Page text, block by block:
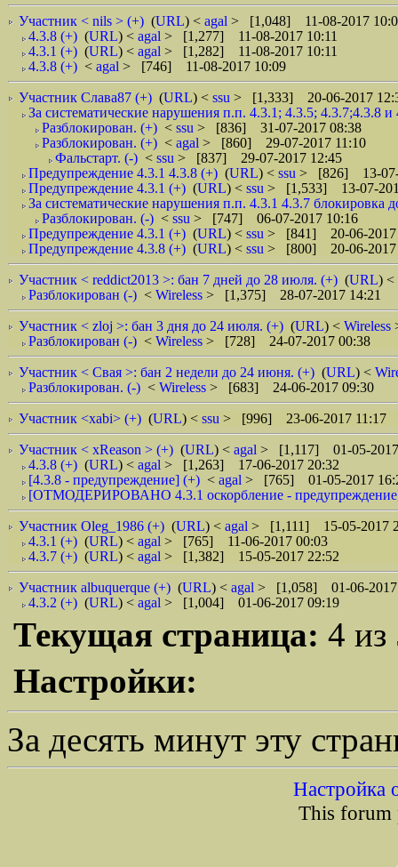
Участник < nils > (+) (URL) < agal > [1,048] 11-08-2017
4.3.8 (+) (URL) < agal > [1,277] 11-08-2017 10:11
4.3.1 (+) (URL) < agal > [1,282] 11-08-2017 10:11
4.3.8 (+) < agal > [746] 11-08-2017 10:09
Участник Слава87 (+) (URL) < ssu > [1,333] 20-06-2017
За систематические нарушения п.п. 4.3.1; 4.3.5; 4.3.7;4.3.8
Разблокирован. (+) < ssu > [836] 31-07-2017 08:38
Разблокирован. (+) < agal > [860] 29-07-2017 11:10
Фальстарт. (-) < ssu > [837] 29-07-2017 12:45
Предупреждение 4.3.1 4.3.8 (+) (URL) < ssu > [826] 13-07-
Предупреждение 4.3.1 (+) (URL) < ssu > [1,533] 13-07-
За систематические нарушения п.п. 4.3.1 4.3.7 блокировка
Разблокирован. (-) < ssu > [747] 06-07-2017 10:16
Предупреждение 4.3.1 (+) (URL) < ssu > [841] 20-06-2017
Предупреждение 4.3.8 (+) (URL) < ssu > [800] 20-06-2017
Участник < reddict2013 >: бан 7 дней до 28 июля. (+) (URL) <
Разблокирован (-) < Wireless > [1,375] 28-07-2017 14:21
Участник < zloj >: бан 3 дня до 24 июля. (+) (URL) < Wireless
Разблокирован (-) < Wireless > [728] 24-07-2017 00:38
Участник < Свая >: бан 2 недели до 24 июня. (+) (URL) <
Разблокирован. (-) < Wireless > [683] 24-06-2017 09:30
Участник <xabi> (+) (URL) < ssu > [996] 23-06-2017 11:17
Участник < xReason > (+) (URL) < agal > [1,117] 01-05-2017
4.3.8 (+) (URL) < agal > [1,263] 17-06-2017 20:32
[4.3.8 - предупреждение] (+) < agal > [765] 01-05-2017
[ОТМОДЕРИРОВАНО 4.3.1 оскорбление -
Участник Oleg_1986 (+) (URL) < agal > [1,111] 15-05-2017
4.3.1 (+) (URL) < agal > [765] 11-06-2017 00:03
4.3.7 (+) (URL) < agal > [1,382] 15-05-2017 22:52
Участник albuquerque (+) (URL) < agal > [1,058] 01-06-2017
4.3.2 (+) (URL) < agal > [1,004] 01-06-2017 09:19
Текущая страница: 4 из
Настройки:
За десять минут эту
Настройка
This